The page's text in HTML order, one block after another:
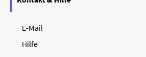
E-Mail
Hilfe